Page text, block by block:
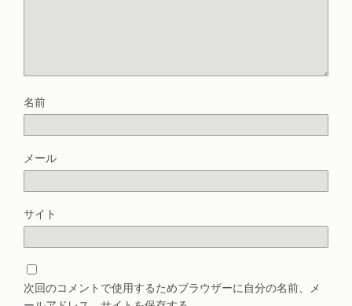
名前
メール
サイト
次回のコメントで使用するためブラウザーに自分の名前、メ